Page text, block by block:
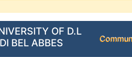
OF D.L
BEL ABBES